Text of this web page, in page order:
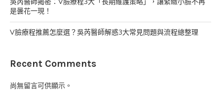
是曇花一現！
V臉療程推薦怎麼選？吳芮醫師解惑3大常見問題與流程總整理
Recent Comments
尚無留言可供顯示。